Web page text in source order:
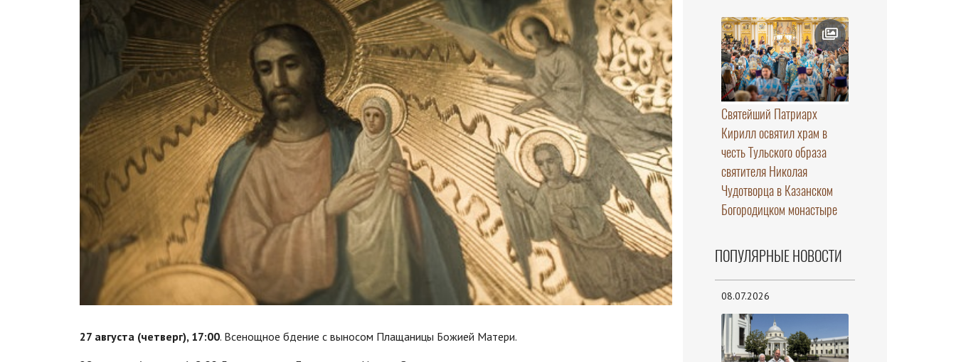
27 августа (четверг), 17:00. Всенощное бдение с выносом Плащаницы Божией Матери.
Святейший Патриарх
Кирилл освятил храм в
честь Тульского образа
святителя Николая
Чудотворца в Казанском
Богородицком монастыре
ПОПУЛЯРНЫЕ НОВОСТИ
08.07.2026